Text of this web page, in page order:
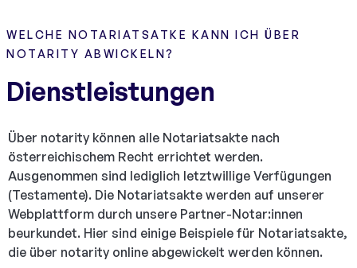
WELCHE NOTARIATSATKE KANN ICH ÜBER
NOTARITY ABWICKELN?
Dienstleistungen
Über notarity können alle Notariatsakte nach
österreichischem Recht errichtet werden.
Ausgenommen sind lediglich letztwillige Verfügungen
(Testamente). Die Notariatsakte werden auf unserer
Webplattform durch unsere Partner-Notar:innen
beurkundet. Hier sind einige Beispiele für Notariatsakte,
die über notarity online abgewickelt werden können.